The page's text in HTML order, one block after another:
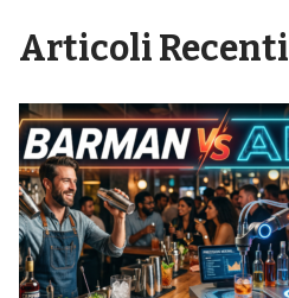
Articoli Recenti